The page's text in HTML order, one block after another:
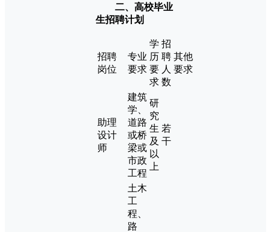
二、高校毕业
生招聘计划
招聘
岗位
专业
要求
学
历
要
求
招
聘
人
数
其他
要求
助理
设计
师
建筑
学、
道路
或桥
梁或
市政
工程
研
究
生
及
以
上
若
干
土木
工
程、
路